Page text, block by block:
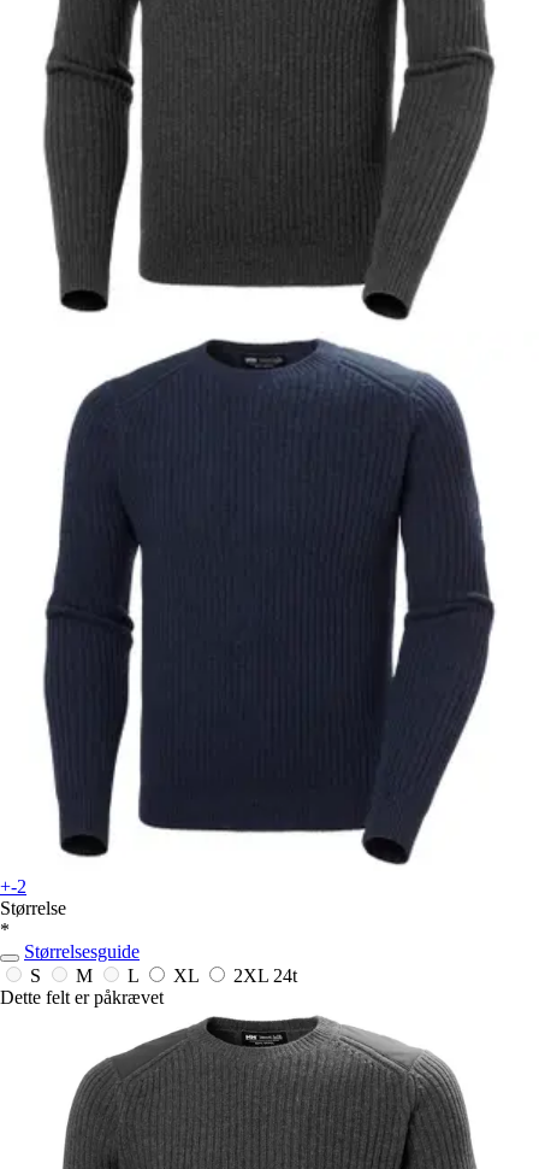
+-2
Størrelse
*
Størrelsesguide
S
M L XL 2XL 24t
Dette felt er påkrævet